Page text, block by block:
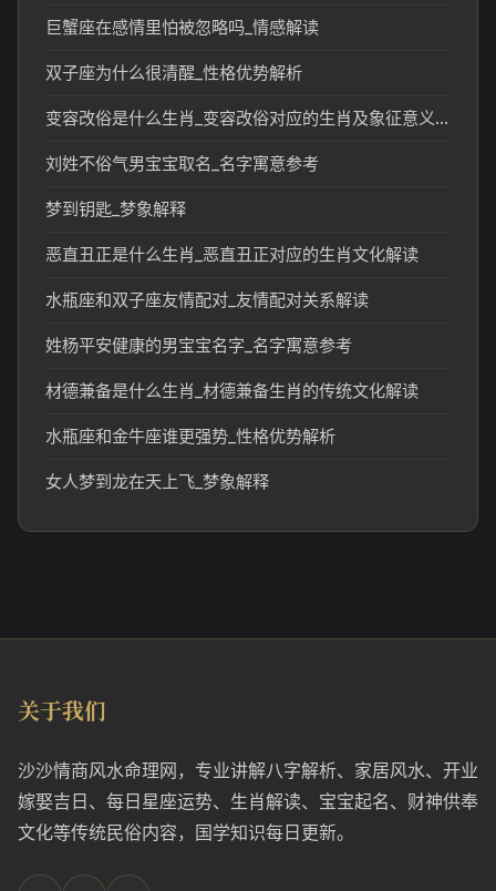
巨蟹座在感情里怕被忽略吗_情感解读
双子座为什么很清醒_性格优势解析
变容改俗是什么生肖_变容改俗对应的生肖及象征意义解析
刘姓不俗气男宝宝取名_名字寓意参考
梦到钥匙_梦象解释
恶直丑正是什么生肖_恶直丑正对应的生肖文化解读
水瓶座和双子座友情配对_友情配对关系解读
姓杨平安健康的男宝宝名字_名字寓意参考
材德兼备是什么生肖_材德兼备生肖的传统文化解读
水瓶座和金牛座谁更强势_性格优势解析
女人梦到龙在天上飞_梦象解释
关于我们
沙沙情商风水命理网，专业讲解八字解析、家居风水、开业
嫁娶吉日、每日星座运势、生肖解读、宝宝起名、财神供奉
文化等传统民俗内容，国学知识每日更新。